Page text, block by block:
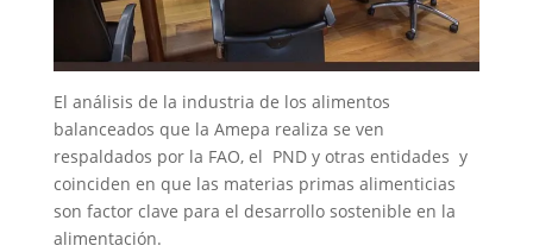
El análisis de la industria de los alimentos
balanceados que la Amepa realiza se ven
respaldados por la FAO, el PND y otras entidades y
coinciden en que las materias primas alimenticias
son factor clave para el desarrollo sostenible en la
alimentación.